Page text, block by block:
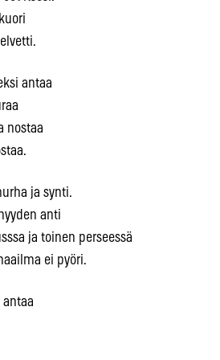
antaa
nostaa
ja synti.
anti
ja toinen perseessä
ei pyöri.
antaa